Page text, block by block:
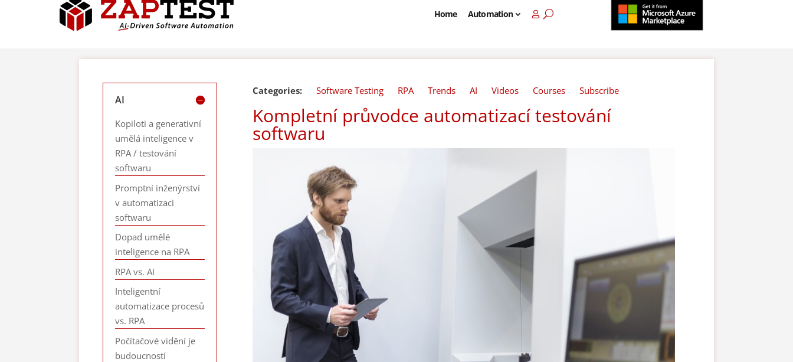
Home Automation
Categories: Software Testing RPA Trends AI Videos Courses Subscribe
Kompletní průvodce automatizací testování
softwaru
AI
Kopiloti a generativní
umělá inteligence v
RPA / testování
softwaru
Promptní inženýrství
v automatizaci
softwaru
Dopad umělé
inteligence na RPA
RPA vs. AI
Inteligentní
automatizace procesů
vs. RPA
Počítačové vidění je
budoucností